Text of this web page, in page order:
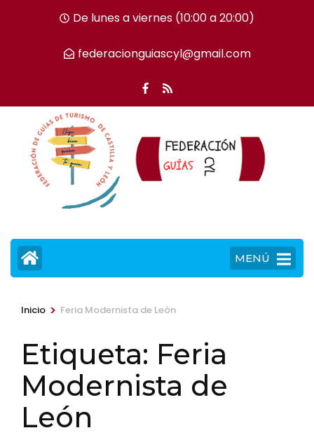
tecla
De lunes a viernes (10:00 a 20:00)
federacionguiascyl@gmail.com
MENÚ
Inicio > Feria Modernista de León
Etiqueta: Feria
Modernista de
León